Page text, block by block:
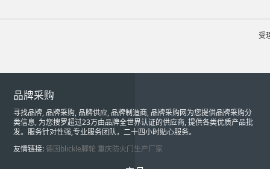
受
品牌采购
寻找品牌, 品牌采购, 品牌供应, 品牌制造商, 品牌采购网为您提供品牌采购分
类信息, 为您搜罗超过23万由品牌全世界认证的供应商, 提供各类优质产品批
发。服务针对性强,专业服务团队，二十四小时贴心服务。
友情链接:德国blickle脚轮 重庆防火门生产厂家